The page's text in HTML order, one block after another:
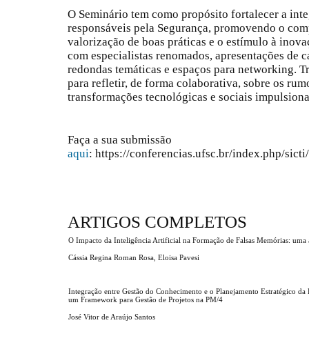
O Seminário tem como propósito fortalecer a
responsáveis pela Segurança, promovendo o
valorização de boas práticas e o estímulo à
com especialistas renomados, apresentações de
redondas temáticas e espaços para networking.
para refletir, de forma colaborativa, sobre os
transformações tecnológicas e sociais
Faça a sua submissão
aqui: https://conferencias.ufsc.br/index.php/
ARTIGOS COMPLETOS
O Impacto da Inteligência Artificial na Formação de Falsas Memórias:
Cássia Regina Roman Rosa, Eloisa Pavesi
Integração entre Gestão do Conhecimento e o Planejamento Estratégico
um Framework para Gestão de Projetos na PM/4
José Vitor de Araújo Santos